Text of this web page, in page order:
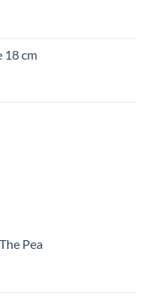
18 cm
Pea